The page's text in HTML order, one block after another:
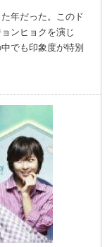
年だった。このド
ンヒョクを演じ
でも印象度が特別